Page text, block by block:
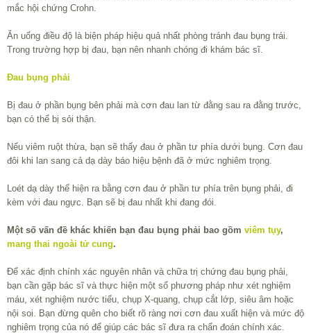
mắc hội chứng Crohn.
Ăn uống điều độ là biện pháp hiệu quả nhất phòng tránh đau bụng trái.
Trong trường hợp bị đau, bạn nên nhanh chóng đi khám bác sĩ.
Đau bụng phải
Bị đau ở phần bụng bên phải mà cơn đau lan từ đằng sau ra đằng trước,
bạn có thể bị sỏi thận.
Nếu viêm ruột thừa, bạn sẽ thấy đau ở phần tư phía dưới bụng. Cơn đau
đôi khi lan sang cả dạ dày báo hiệu bệnh đã ở mức nghiêm trọng.
Loét dạ dày thể hiện ra bằng cơn đau ở phần tư phía trên bụng phải, đi
kèm với đau ngực. Bạn sẽ bị đau nhất khi đang đói.
Một số vấn đề khác khiến bạn đau bụng phải bao gồm viêm tụy,
mang thai ngoài tử cung.
Để xác định chính xác nguyên nhân và chữa trị chứng đau bụng phải,
bạn cần gặp bác sĩ và thực hiện một số phương pháp như xét nghiệm
máu, xét nghiệm nước tiểu, chụp X-quang, chụp cắt lớp, siêu âm hoặc
nội soi. Bạn đừng quên cho biết rõ ràng nơi cơn đau xuất hiện và mức độ
nghiêm trọng của nó để giúp các bác sĩ đưa ra chẩn đoán chính xác.